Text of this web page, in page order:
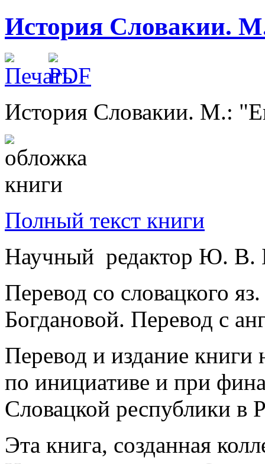
История Словакии.
История Словакии. М.:
Полный текст книги
Научный редактор Ю. В.
Перевод со словацкого
Богдановой. Перевод с
Перевод и издание книги
по инициативе и при
Словацкой республики в
Эта книга, созданная